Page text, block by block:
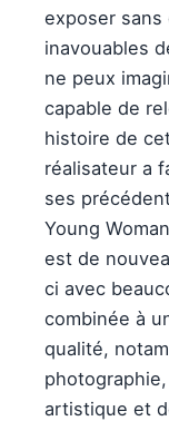
exposer
inavouables
ne peux
capable de
histoire de
réalisateur a
ses
Young
est de
ci avec
combinée à
qualité,
artistique et